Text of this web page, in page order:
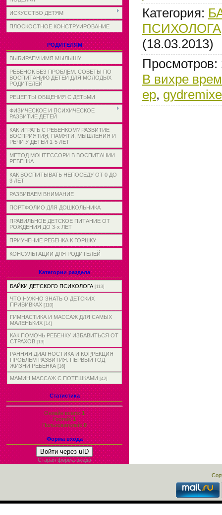
ИСКУССТВО ДЕТЯМ
ПЛОСКОСТНОЕ КОНСТРУИРОВАНИЕ
РОДИТЕЛЯМ
ВЫБИРАЕМ ИМЯ МЫЛЫШУ
РЕБЕНОК БЕЗ ПРОБЛЕМ. СОВЕТЫ ПО
ВОСПИТАНИЮ ДЕТЕЙ ДЛЯ МОЛОДЫХ
РОДИТЕЛЕЙ
РЕЦЕПТЫ ОБЩЕНИЯ С ДЕТЬМИ
ФИЗИЧЕСКОЕ И ПСИХИЧЕСКОЕ
РАЗВИТИЕ ДЕТЕЙ
КАК ИГРАТЬ С РЕБЕНКОМ? РАЗВИТИЕ
ВОСПРИЯТИЯ, ПАМЯТИ, МЫШЛЕНИЯ И
РЕЧИ У ДЕТЕЙ 1-5 ЛЕТ
МЕТОД МОНТЕССОРИ В ВОСПИТАНИИ
РЕБЕНКА
КАК ВОСПИТЫВАТЬ НЕПОСЕДУ ОТ 0 ДО
3 ЛЕТ
РАЗВИВАЕМ ВНИМАНИЕ
ПОРТФОЛИО ДЛЯ ДОШКОЛЬНИКА
ПРАВИЛЬНОЕ ДЕТСКОЕ ПИТАНИЕ ОТ
РОЖДЕНИЯ ДО 3-х ЛЕТ
ПРИУЧЕНИЕ РЕБЕНКА К ГОРШКУ
КОНСУЛЬТАЦИИ ДЛЯ РОДИТЕЛЕЙ
Категории раздела
БАЙКИ ДЕТСКОГО ПСИХОЛОГА [113]
ЧТО НУЖНО ЗНАТЬ О ДЕТСКИХ
ПРИВИВКАХ [110]
ГИМНАСТИКА И МАССАЖ ДЛЯ САМЫХ
МАЛЕНЬКИХ [14]
КАК ПОМОЧЬ РЕБЕНКУ ИЗБАВИТЬСЯ ОТ
СТРАХОВ [13]
РАННЯЯ ДИАГНОСТИКА И КОРРЕКЦИЯ
ПРОБЛЕМ РАЗВИТИЯ. ПЕРВЫЙ ГОД
ЖИЗНИ РЕБЕНКА [16]
МАМИН МАССАЖ С ПОТЕШКАМИ [42]
Статистика
Онлайн всего:1
Гостей:1
Пользователей:0
Форма входа
Войти через uID
Старая форма входа
Категория:
ПСИХОЛОГА
(18.03.2013)
Просмотров:
В вихре
ep,